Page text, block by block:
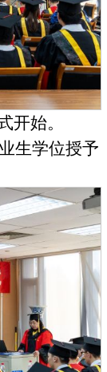
开始。
生学位授予